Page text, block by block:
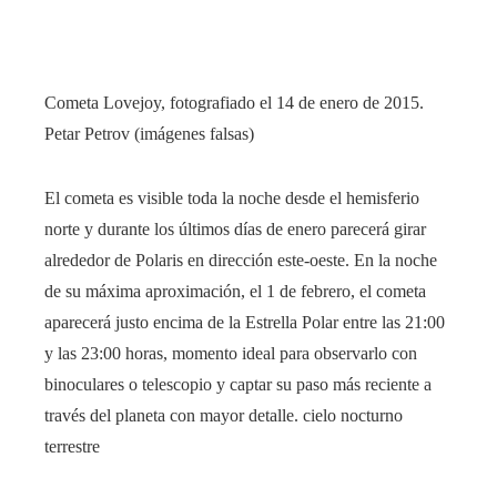
Cometa Lovejoy, fotografiado el 14 de enero de 2015.
Petar Petrov (imágenes falsas)
El cometa es visible toda la noche desde el hemisferio
norte y durante los últimos días de enero parecerá girar
alrededor de Polaris en dirección este-oeste. En la noche
de su máxima aproximación, el 1 de febrero, el cometa
aparecerá justo encima de la Estrella Polar entre las 21:00
y las 23:00 horas, momento ideal para observarlo con
binoculares o telescopio y captar su paso más reciente a
través del planeta con mayor detalle. cielo nocturno
terrestre